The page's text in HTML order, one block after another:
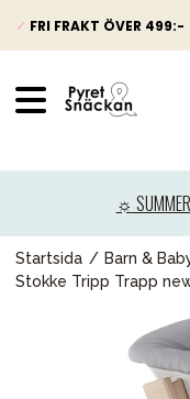
✓ FRI FRAKT ÖVER 499:-
☼
Startsida Barn &
Stokke Tripp Trapp